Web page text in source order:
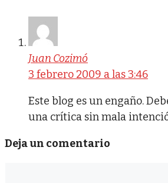
Juan Cozimó
3 febrero 2009 a las 3:46
Este blog es un engaño.
una crítica sin mala
Deja un comentario